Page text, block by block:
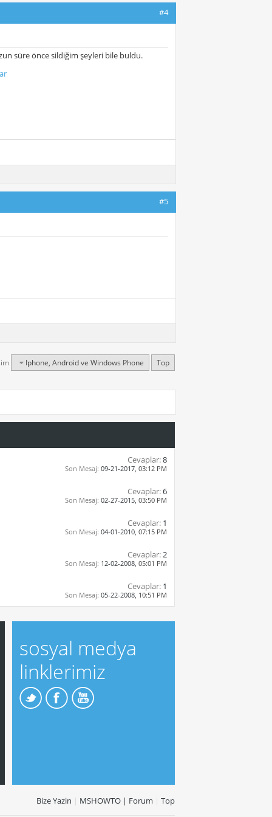
#4
süre önce sildiğim şeyleri bile buldu.
#5
Iphone, Android ve Windows Phone Top
Cevaplar:8
Son Mesaj: 09-21-2017, 03:12 PM
Cevaplar:6
Son Mesaj: 02-27-2015, 03:50 PM
Cevaplar: 1
Son Mesaj: 04-01-2010, 07:15 PM
Cevaplar:2
Son Mesaj: 12-02-2008, 05:01 PM
Cevaplar: 1
Son Mesaj: 05-22-2008, 10:51 PM
sosyal medya
linklerimiz
Bize Yazin | MSHOWTO | Forum | Top